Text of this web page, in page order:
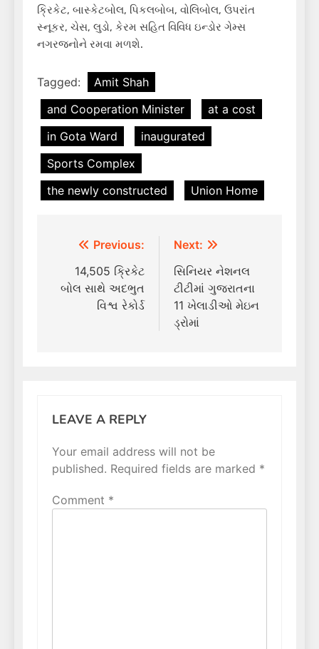
ક્રિકેટ, બાસ્કેટબોલ, પિકલબોબ, વોલિબોલ, ઉપરાંત
સ્નૂકર, ચેસ, લુડો, કેરમ સહિત વિવિધ ઇન્ડોર ગેમ્સ
નગરજનોને રમવા મળશે.
Tagged:
Amit Shah
and Cooperation Minister
at a cost
in Gota Ward
inaugurated
Sports Complex
the newly constructed
Union Home
Post
navigation
Previous:
14,505 ક્રિકેટ
બોલ સાથે અદભુત
વિશ્વ રેકોર્ડ
Next:
સિનિયર નેશનલ
ટીટીમાં ગુજરાતના
11 ખેલાડીઓ મેઇન
ડ્રોમાં
LEAVE A REPLY
Your email address will not be
published. Required fields are marked *
Comment *